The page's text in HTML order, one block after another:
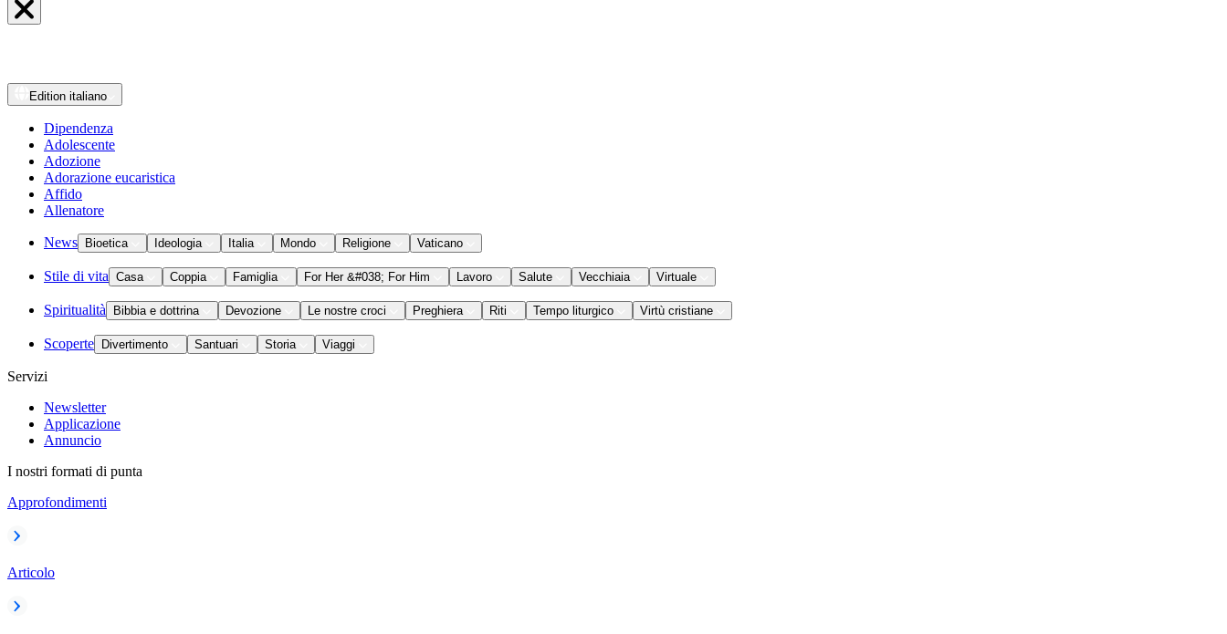
Edition italiano
Dipendenza
Adolescente
Adozione
Adorazione eucaristica
Affido
Allenatore
News Bioetica Ideologia Italia Mondo Religione Vaticano
Stile di vita Casa Coppia Famiglia For Her &#038; For Him Lavoro Salute Vecchiaia Virtuale
Spiritualità Bibbia e dottrina Devozione Le nostre croci Preghiera Riti Tempo liturgico Virtù cristiane
Scoperte Divertimento Santuari Storia Viaggi
Servizi
Newsletter
Applicazione
Annuncio
I nostri formati di punta
Approfondimenti
Articolo